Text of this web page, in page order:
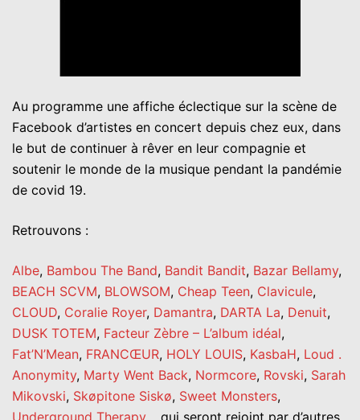
Au programme une affiche éclectique sur la scène de
Facebook d’artistes en concert depuis chez eux, dans
le but de continuer à rêver en leur compagnie et
soutenir le monde de la musique pendant la pandémie
de covid 19.
Retrouvons :
Albe, Bambou The Band, Bandit Bandit, Bazar Bellamy,
BEACH SCVM, BLOWSOM, Cheap Teen, Clavicule,
CLOUD, Coralie Royer, Damantra, DARTA La, Denuit,
DUSK TOTEM, Facteur Zèbre – L’album idéal,
Fat’N’Mean, FRANCŒUR, HOLY LOUIS, KasbaH, Loud .
Anonymity, Marty Went Back, Normcore, Rovski, Sarah
Mikovski, Skøpitone Siskø, Sweet Monsters,